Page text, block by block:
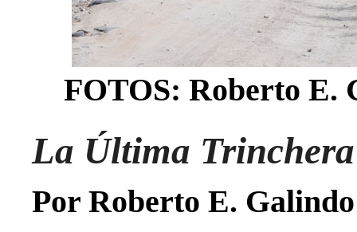
FOTOS: Roberto E.
La Última Trinchera
Por Roberto E.